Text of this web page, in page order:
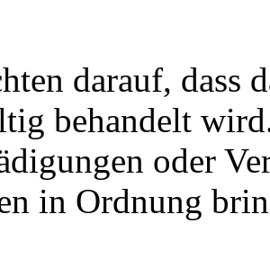
darauf, dass
behandelt
oder
in Ordnung